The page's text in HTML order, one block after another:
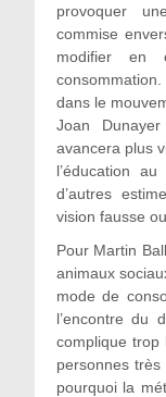
provoquer
commise
modifier en
dans le
Joan
avancera plus
l’éducation
d’autres
vision fausse
Pour Martin
animaux
mode de
l’encontre du
complique trop
personnes très
pourquoi la